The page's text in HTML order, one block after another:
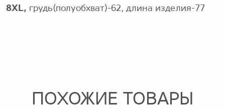
8XL, грудь(полуобхват)-62, длина изделия-77
ПОХОЖИЕ ТОВАРЫ